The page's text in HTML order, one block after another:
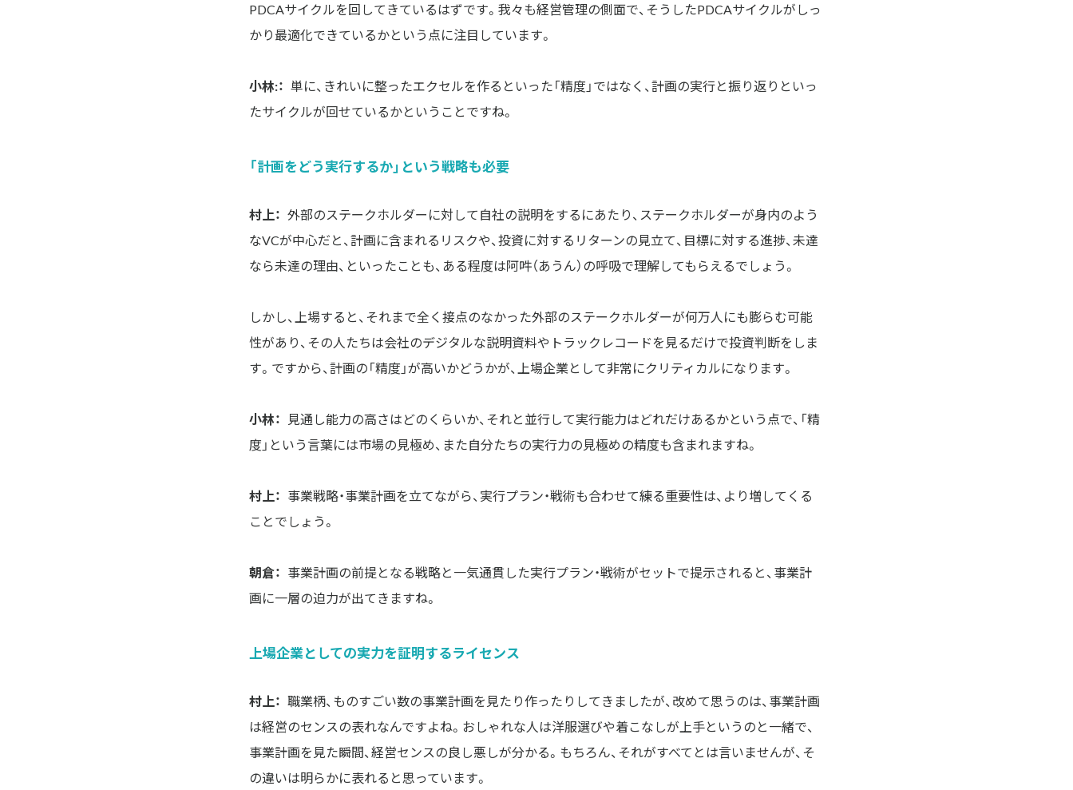
PDCAサイクルを回してきているはずです。我々も経営管理の側面で、そうしたPDCAサイクルがしっ
かり最適化できているかという点に注目しています。
小林:： 単に、きれいに整ったエクセルを作るといった「精度」ではなく、計画の実行と振り返りといっ
たサイクルが回せているかということですね。
「計画をどう実行するか」という戦略も必要
村上： 外部のステークホルダーに対して自社の説明をするにあたり、ステークホルダーが身内のよう
なVCが中心だと、計画に含まれるリスクや、投資に対するリターンの見立て、目標に対する進捗、未達
なら未達の理由、といったことも、ある程度は阿吽（あうん）の呼吸で理解してもらえるでしょう。
しかし、上場すると、それまで全く接点のなかった外部のステークホルダーが何万人にも膨らむ可能
性があり、その人たちは会社のデジタルな説明資料やトラックレコードを見るだけで投資判断をしま
す。ですから、計画の「精度」が高いかどうかが、上場企業として非常にクリティカルになります。
小林：
見通し能力の高さはどのくらいか、それと並行して実行能力はどれだけあるかという点で、「精
度」という言葉には市場の見極め、また自分たちの実行力の見極めの精度も含まれますね。
村上： 事業戦略・事業計画を立てながら、実行プラン・戦術も合わせて練る重要性は、より増してくる
ことでしょう。
朝倉： 事業計画の前提となる戦略と一気通貫した実行プラン・戦術がセットで提示されると、事業計
上場企業としての実力を証明するライセンス
村上： 職業柄、ものすごい数の事業計画を見たり作ったりしてきましたが、改めて思うのは、事業計画
は経営のセンスの表れなんですよね。おしゃれな人は洋服選びや着こなしが上手というのと一緒で、
事業計画を見た瞬間、経営センスの良し悪しが分かる。もちろん、それがすべてとは言いませんが、そ
の違いは明らかに表れると思っています。